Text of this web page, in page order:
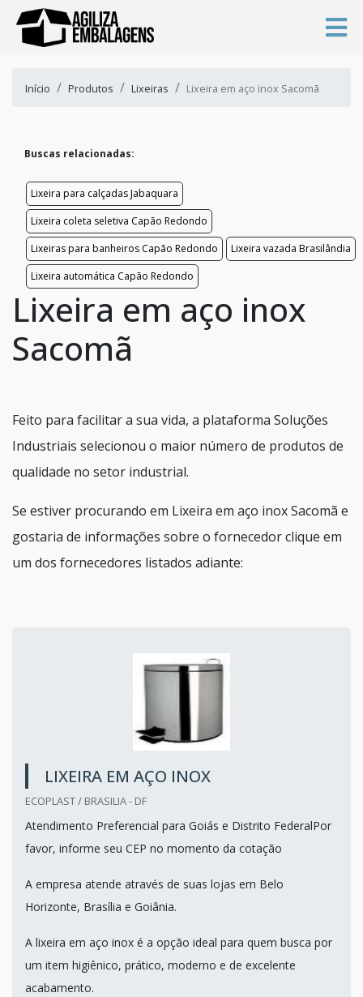
Início Produtos Lixeiras Lixeira em aço inox Sacomã
Buscas relacionadas:
Lixeira para calçadas Jabaquara
Lixeira coleta seletiva Capão Redondo
Lixeiras para banheiros Capão Redondo
Lixeira vazada Brasilândia
Lixeira automática Capão Redondo
Lixeira em aço inox
Sacomã
Feito para facilitar a sua vida, a plataforma Soluções
Industriais selecionou o maior número de produtos de
qualidade no setor industrial.
Se estiver procurando em Lixeira em aço inox Sacomã e
gostaria de informações sobre o fornecedor clique em
um dos fornecedores listados adiante:
LIXEIRA EM AÇO INOX
ECOPLAST / BRASILIA - DF
Atendimento Preferencial para Goiás e Distrito FederalPor
favor, informe seu CEP no momento da cotação
A empresa atende através de suas lojas em Belo
Horizonte, Brasília e Goiânia.
A lixeira em aço inox é a opção ideal para quem busca por
um item higiênico, prático, moderno e de excelente
acabamento.